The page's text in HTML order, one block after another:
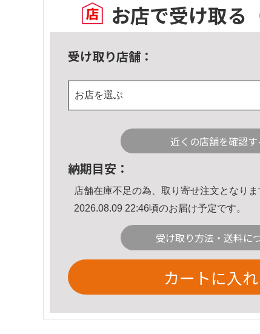
お店で受け取る
受け取り店舗：
お店を選ぶ
近くの店舗を確認す
納期目安：
店舗在庫不足の為、取り寄せ注文となりま
2026.08.09 22:46頃のお届け予定です。
受け取り方法・送料に
カートに入